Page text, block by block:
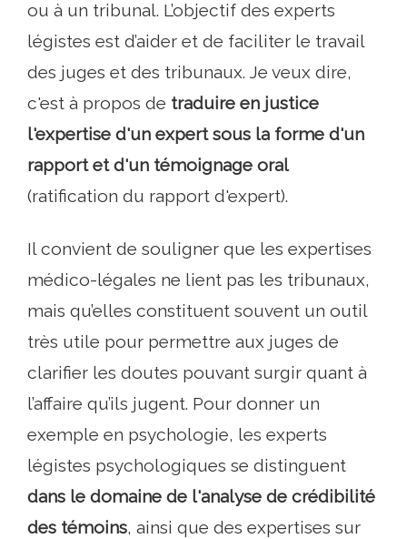
ou à un tribunal. L’objectif des experts
légistes est d’aider et de faciliter le travail
des juges et des tribunaux. Je veux dire,
c'est à propos de traduire en justice
l'expertise d'un expert sous la forme d'un
rapport et d'un témoignage oral
(ratification du rapport d'expert).
Il convient de souligner que les expertises
médico-légales ne lient pas les tribunaux,
mais qu’elles constituent souvent un outil
très utile pour permettre aux juges de
clarifier les doutes pouvant surgir quant à
l’affaire qu’ils jugent. Pour donner un
exemple en psychologie, les experts
légistes psychologiques se distinguent
dans le domaine de l'analyse de crédibilité
des témoins, ainsi que des expertises sur